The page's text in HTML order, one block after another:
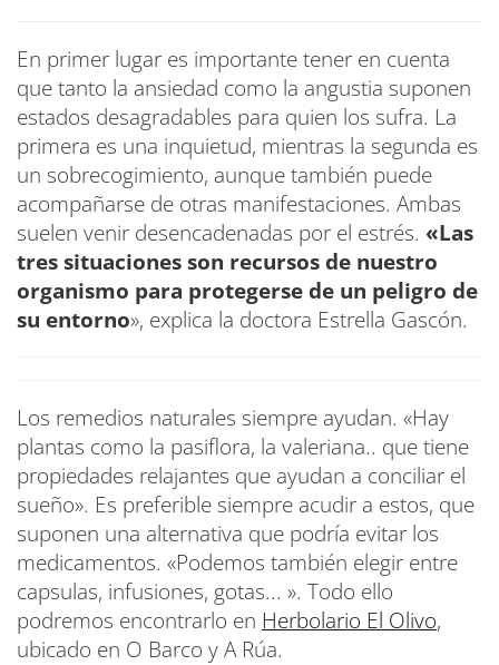
En primer lugar es importante tener en cuenta
que tanto la ansiedad como la angustia suponen
estados desagradables para quien los sufra. La
primera es una inquietud, mientras la segunda es
un sobrecogimiento, aunque también puede
acompañarse de otras manifestaciones. Ambas
suelen venir desencadenadas por el estrés. «Las
tres situaciones son recursos de nuestro
organismo para protegerse de un peligro de
su entorno», explica la doctora Estrella Gascón.
Los remedios naturales siempre ayudan. «Hay
plantas como la pasiflora, la valeriana.. que tiene
propiedades relajantes que ayudan a conciliar el
sueño». Es preferible siempre acudir a estos, que
suponen una alternativa que podría evitar los
medicamentos. «Podemos también elegir entre
capsulas, infusiones, gotas... ». Todo ello
podremos encontrarlo en Herbolario El Olivo,
ubicado en O Barco y A Rúa.